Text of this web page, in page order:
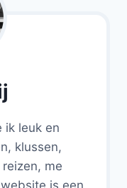
ik leuk en
klussen,
me